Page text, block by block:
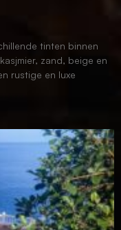
tinten binnen
zand, beige en
rustige en luxe